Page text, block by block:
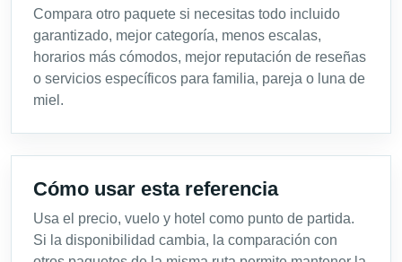
Compara otro paquete si necesitas todo incluido
garantizado, mejor categoría, menos escalas,
horarios más cómodos, mejor reputación de reseñas
o servicios específicos para familia, pareja o luna de
miel.
Cómo usar esta referencia
Usa el precio, vuelo y hotel como punto de partida.
Si la disponibilidad cambia, la comparación con